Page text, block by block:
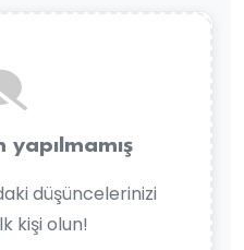
yapılmamış
düşüncelerinizi
kişi olun!